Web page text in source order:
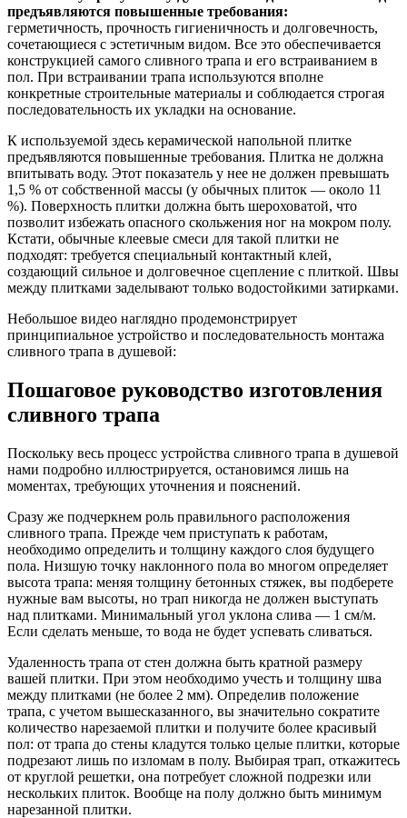
предъявляются повышенные требования:
герметичность, прочность гигиеничность и долговечность,
сочетающиеся с эстетичным видом. Все это обеспечивается
конструкцией самого сливного трапа и его встраиванием в
пол. При встраивании трапа используются вполне
конкретные строительные материалы и соблюдается строгая
последовательность их укладки на основание.
К используемой здесь керамической напольной плитке
предъявляются повышенные требования. Плитка не должна
впитывать воду. Этот показатель у нее не должен превышать
1,5 % от собственной массы (у обычных плиток — около 11
%). Поверхность плитки должна быть шероховатой, что
позволит избежать опасного скольжения ног на мокром полу.
Кстати, обычные клеевые смеси для такой плитки не
подходят: требуется специальный контактный клей,
создающий сильное и долговечное сцепление с плиткой. Швы
между плитками заделывают только водостойкими затирками.
Небольшое видео наглядно продемонстрирует
принципиальное устройство и последовательность монтажа
сливного трапа в душевой:
Пошаговое руководство изготовления
сливного трапа
Поскольку весь процесс устройства сливного трапа в душевой
нами подробно иллюстрируется, остановимся лишь на
моментах, требующих уточнения и пояснений.
Сразу же подчеркнем роль правильного расположения
сливного трапа. Прежде чем приступать к работам,
необходимо определить и толщину каждого слоя будущего
пола. Низшую точку наклонного пола во многом определяет
высота трапа: меняя толщину бетонных стяжек, вы подберете
нужные вам высоты, но трап никогда не должен выступать
над плитками. Минимальный угол уклона слива — 1 см/м.
Если сделать меньше, то вода не будет успевать сливаться.
Удаленность трапа от стен должна быть кратной размеру
вашей плитки. При этом необходимо учесть и толщину шва
между плитками (не более 2 мм). Определив положение
трапа, с учетом вышесказанного, вы значительно сократите
количество нарезаемой плитки и получите более красивый
пол: от трапа до стены кладутся только целые плитки, которые
подрезают лишь по изломам в полу. Выбирая трап, откажитесь
от круглой решетки, она потребует сложной подрезки или
нескольких плиток. Вообще на полу должно быть минимум
нарезанной плитки.